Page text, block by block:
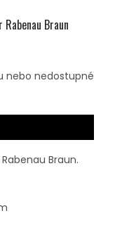
Braun
nebo nedostupné
Braun.